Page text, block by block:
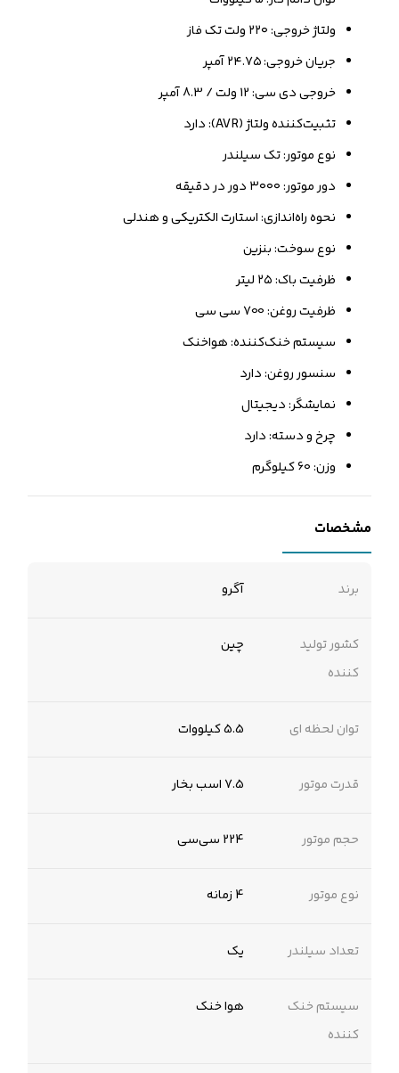
ولتاژ خروجی: ۲۲۰ ولت تک فاز
جریان خروجی: ۲۴.۷۵ آمپر
خروجی دی سی: 12 ولت / 8.3 آمپر
تثبیت‌کننده ولتاژ (AVR): دارد
نوع موتور: تک سیلندر
دور موتور: ۳۰۰۰ دور در دقیقه
نحوه راه‌اندازی: استارت الکتریکی و هندلی
نوع سوخت: بنزین
ظرفیت باک: ۲۵ لیتر
ظرفیت روغن: 700 سی سی
سیستم خنک‌کننده: هواخنک
سنسور روغن: دارد
نمایشگر: دیجیتال
چرخ و دسته: دارد
وزن: 60 کیلوگرم
مشخصات
برند آگرو
کشور تولید
کننده
چین
توان لحظه ای 5.5 کیلووات
قدرت موتور 7.5 اسب بخار
حجم موتور 224 سی‌سی
نوع موتور 4 زمانه
تعداد سیلندر یک
سیستم خنک
کننده
هوا خنک